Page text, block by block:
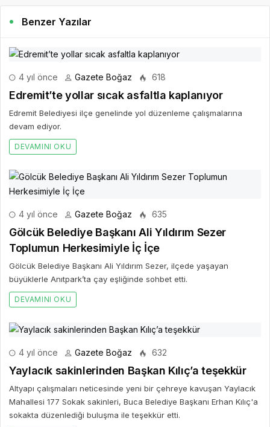
Benzer Yazılar
4 yıl önce Gazete Boğaz 618
Edremit’te yollar sıcak asfaltla kaplanıyor
Edremit Belediyesi ilçe genelinde yol düzenleme çalışmalarına
devam ediyor.
DEVAMINI OKU
4 yıl önce Gazete Boğaz 635
Gölcük Belediye Başkanı Ali Yıldırım Sezer
Toplumun Herkesimiyle İç İçe
Gölcük Belediye Başkanı Ali Yıldırım Sezer, ilçede yaşayan
büyüklerle Anıtpark’ta çay eşliğinde sohbet etti.
DEVAMINI OKU
4 yıl önce Gazete Boğaz 632
Yaylacık sakinlerinden Başkan Kılıç’a teşekkür
Altyapı çalışmaları neticesinde yeni bir çehreye kavuşan Yaylacık
Mahallesi 177 Sokak sakinleri, Buca Belediye Başkanı Erhan Kılıç'a
sokakta düzenlediği buluşma ile teşekkür etti.